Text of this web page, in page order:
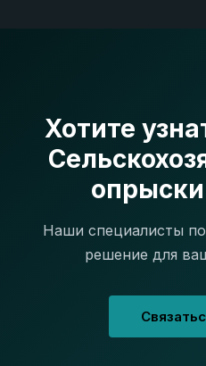
Хотите
Наши специалисты
решение для